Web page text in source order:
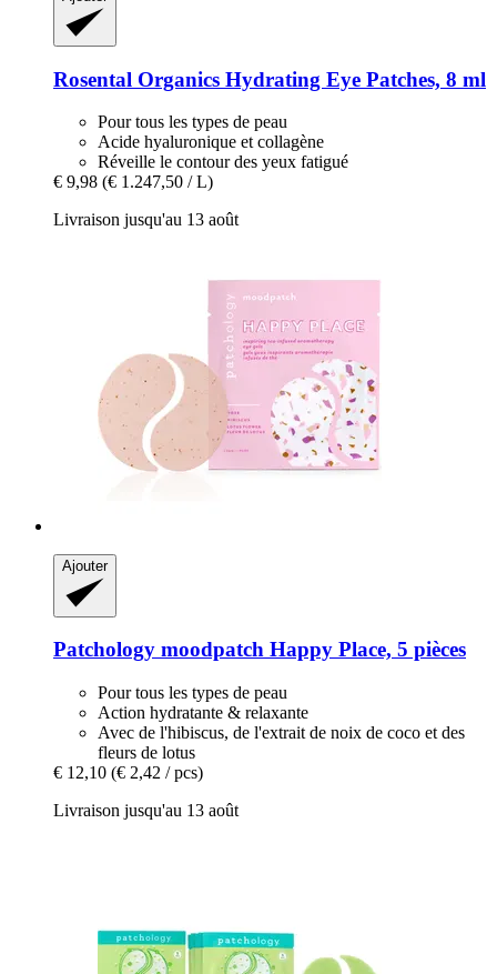
Rosental Organics Hydrating Eye Patches, 8 ml
Pour tous les types de peau
Acide hyaluronique et collagène
Réveille le contour des yeux fatigué
€ 9,98 (€ 1.247,50 / L)
Livraison jusqu'au 13 août
Ajouter
Patchology moodpatch Happy Place, 5 pièces
Pour tous les types de peau
Action hydratante & relaxante
Avec de l'hibiscus, de l'extrait de noix de coco et des
fleurs de lotus
€ 12,10 (€ 2,42 / pcs)
Livraison jusqu'au 13 août